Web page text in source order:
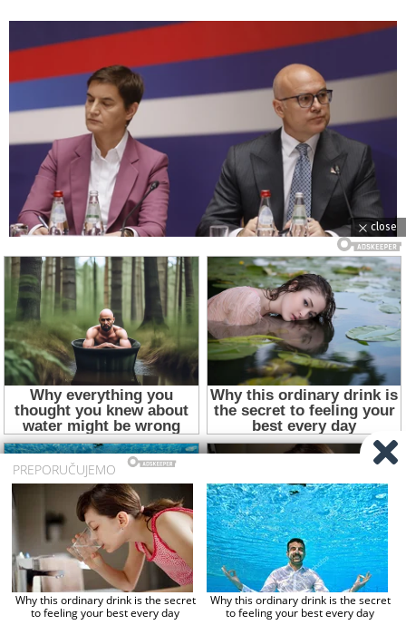
Foto: Marko Đoković / Tanjug
.
– Zajedno ćemo raditi sa kolegama iz RS ali i
predstavnicima srpskog naroda u Crnoj Gori i
Severnoj Makedoniji. Dajemo punu podršku
predsedniku Srbije Aleksandru Vučiću na
sprovođenju deklaracije, a kao vlada mi ćemo tu
deklaraciju dati na usvajanje skupštini u narednih
90 dana – rekao je Vučević.
close